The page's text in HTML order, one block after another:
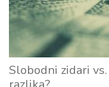
Slobodni zidari